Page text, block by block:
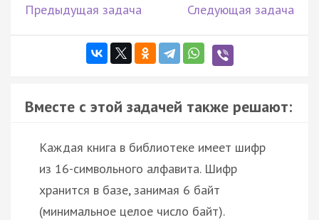
Предыдущая задача Следующая задача
Вместе с этой задачей также решают:
Каждая книга в библиотеке имеет шифр
из 16-символьного алфавита. Шифр
хранится в базе, занимая 6 байт
(минимальное целое число байт).